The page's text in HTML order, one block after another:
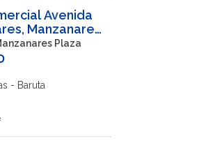
Avenida
Manzanares,
del Rosario,
Plaza
- Baruta